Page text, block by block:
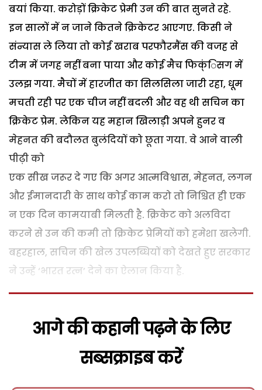
बयां किया. करोड़ों क्रिकेट प्रेमी उन की बात सुनते रहे.
इन सालों में न जाने कितने क्रिकेटर आएगए. किसी ने
संन्यास ले लिया तो कोई खराब परफौरमैंस की वजह से
टीम में जगह नहीं बना पाया और कोई मैच फिक्ंिसग में
उलझ गया. मैचों में हारजीत का सिलसिला जारी रहा, धूम
मचती रही पर एक चीज नहीं बदली और वह थी सचिन का
क्रिकेट प्रेम. लेकिन यह महान खिलाड़ी अपने हुनर व
मेहनत की बदौलत बुलंदियों को छूता गया. वे आने वाली
पीढ़ी को
एक सीख जरूर दे गए कि अगर आत्मविश्वास, मेहनत, लगन
और ईमानदारी के साथ कोई काम करो तो निश्चित ही एक
न एक दिन कामयाबी मिलती है. क्रिकेट को अलविदा
करने से उन की कमी तो क्रिकेट प्रेमियों को हमेशा खलेगी.
बहरहाल, सचिन की खेल उपलब्धियों को देखते हुए सरकार
ने उन्हें ‘भारत रत्न’ देने का ऐलान किया है.
आगे की कहानी पढ़ने के लिए
सब्सक्राइब करें